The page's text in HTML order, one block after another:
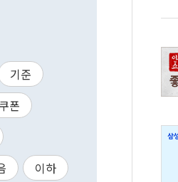
기준
쿠폰
이하